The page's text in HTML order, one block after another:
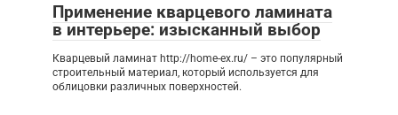
Применение кварцевого ламината
в интерьере: изысканный выбор
Кварцевый ламинат http://home-ex.ru/ – это популярный
строительный материал, который используется для
облицовки различных поверхностей.